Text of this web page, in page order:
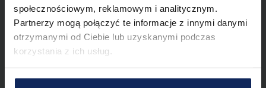
społecznościowym, reklamowym i analitycznym.
Partnerzy mogą połączyć te informacje z innymi danymi
otrzymanymi od Ciebie lub uzyskanymi podczas
korzystania z ich usług.